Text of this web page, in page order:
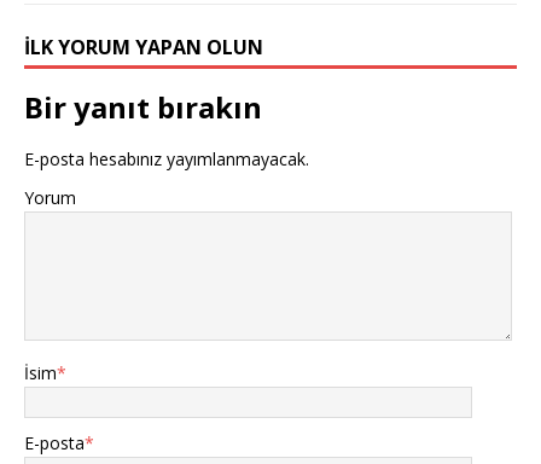
İLK YORUM YAPAN OLUN
Bir yanıt bırakın
E-posta hesabınız yayımlanmayacak.
Yorum
İsim*
E-posta*